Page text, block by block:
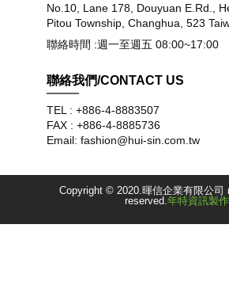
No.10, Lane 178, Douyuan E.Rd.,
Pitou Township, Changhua, 523
聯絡時間 :週一至週五 08:00~17:00
聯絡我們/CONTACT US
TEL : +886-4-8883507
FAX : +886-4-8885736
Email: fashion@hui-sin.com.tw
Copyright © 2020.暉信企業有限公司
reserved. 年特資訊製作